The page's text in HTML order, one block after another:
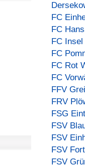
FC
FC
FC
FC
FC Rot
FC
FFV
FRV
FSG
FSV
FSV
FSV
FSV